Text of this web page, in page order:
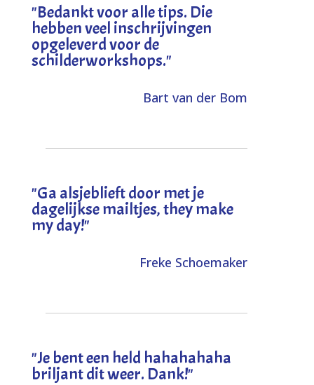
"Bedankt voor alle tips. Die
hebben veel inschrijvingen
opgeleverd voor de
schilderworkshops."
Bart van der Bom
"Ga alsjeblieft door met je
dagelijkse mailtjes, they make
my day!"
Freke Schoemaker
"Je bent een held hahahahaha
briljant dit weer. Dank!"